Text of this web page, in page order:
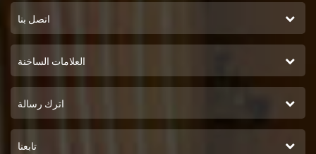
اتصل بنا
العلامات الساخنة
اترك رسالة
تابعنا